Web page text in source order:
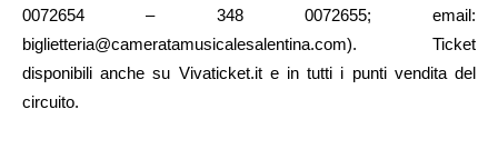
0072654 – 348 0072655; email:
biglietteria@cameratamusicalesalentina.com). Ticket
disponibili anche su Vivaticket.it e in tutti i punti vendita del
circuito.